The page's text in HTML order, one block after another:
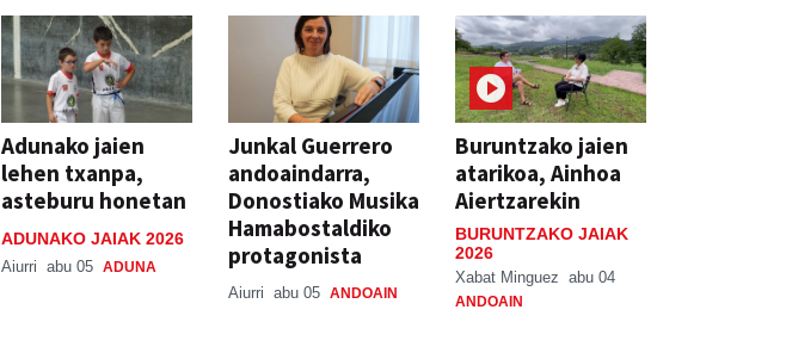
Adunako jaien
lehen txanpa,
asteburu honetan
ADUNAKO JAIAK 2026
Aiurri abu 05 ADUNA
Junkal Guerrero
andoaindarra,
Donostiako Musika
Hamabostaldiko
protagonista
Aiurri abu 05 ANDOAIN
Buruntzako jaien
atarikoa, Ainhoa
Aiertzarekin
BURUNTZAKO JAIAK
2026
Xabat Minguez abu 04
ANDOAIN